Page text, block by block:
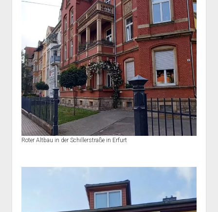
Roter Altbau in der Schillerstraße in Erfurt